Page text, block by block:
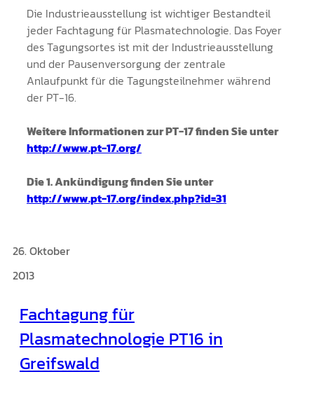
Die Industrieausstellung ist wichtiger Bestandteil
jeder Fachtagung für Plasmatechnologie. Das Foyer
des Tagungsortes ist mit der Industrieausstellung
und der Pausenversorgung der zentrale
Anlaufpunkt für die Tagungsteilnehmer während
der PT-16.
Weitere Informationen zur PT-17 finden Sie unter
http://www.pt-17.org/
Die 1. Ankündigung finden Sie unter
http://www.pt-17.org/index.php?id=31
26. Oktober
2013
Fachtagung für
Plasmatechnologie PT16 in
Greifswald